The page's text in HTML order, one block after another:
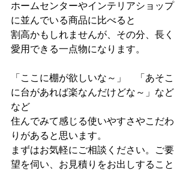
ホームセンターやインテリアショップ
に並んでいる商品に比べると
割高かもしれませんが、その分、長く
愛用できる一点物になります。
「ここに棚が欲しいな～」　「あそこ
に台があれば楽なんだけどな～」など
など
住んでみて感じる使いやすさやこだわ
りがあると思います。
まずはお気軽にご相談ください。ご要
望を伺い、お見積りをお出しすること